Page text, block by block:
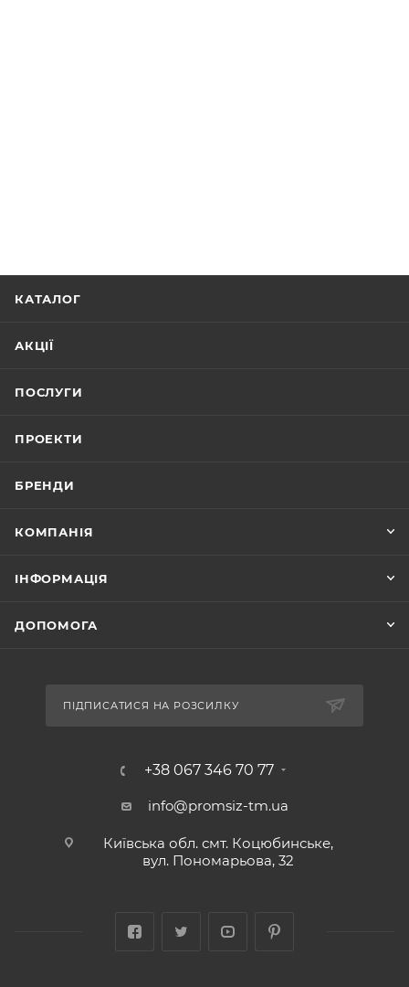
КАТАЛОГ
АКЦІЇ
ПОСЛУГИ
ПРОЕКТИ
БРЕНДИ
КОМПАНІЯ
ІНФОРМАЦІЯ
ДОПОМОГА
ПІДПИСАТИСЯ НА РОЗСИЛКУ
+38 067 346 70 77
info@promsiz-tm.ua
Київська обл. смт. Коцюбинське,
вул. Пономарьова, 32